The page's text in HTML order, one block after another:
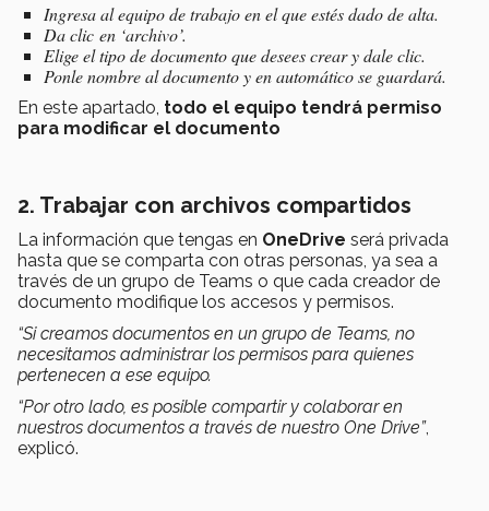
Ingresa al equipo de trabajo en el que estés dado de alta.
Da clic en ‘archivo’.
Elige el tipo de documento que desees crear y dale clic.
Ponle nombre al documento y en automático se guardará.
En este apartado, todo el equipo tendrá permiso
para modificar el documento
2. Trabajar con archivos compartidos
La información que tengas en OneDrive será privada
hasta que se comparta con otras personas, ya sea a
través de un grupo de Teams o que cada creador de
documento modifique los accesos y permisos.
“Si creamos documentos en un grupo de Teams, no
necesitamos administrar los permisos para quienes
pertenecen a ese equipo.
“Por otro lado, es posible compartir y colaborar en
nuestros documentos a través de nuestro One Drive”,
explicó.